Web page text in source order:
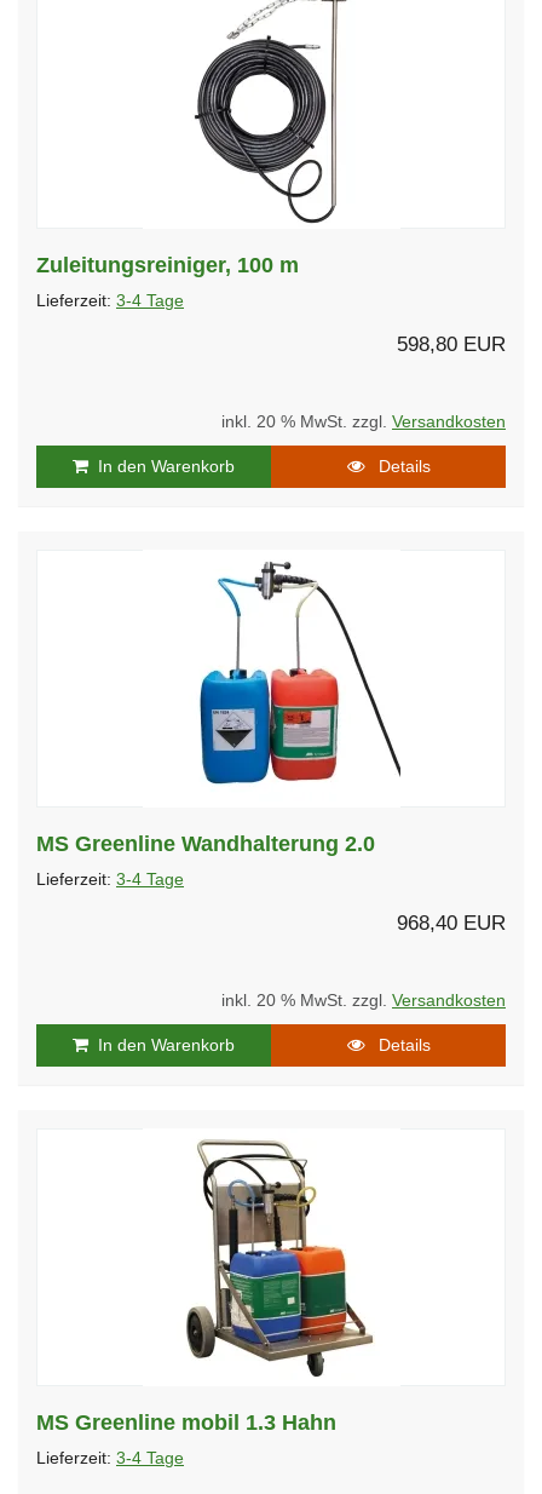
Zuleitungsreiniger, 100 m
Lieferzeit: 3-4 Tage
598,80 EUR
inkl. 20 % MwSt. zzgl. Versandkosten
In den Warenkorb Details
MS Greenline Wandhalterung 2.0
Lieferzeit: 3-4 Tage
968,40 EUR
inkl. 20 % MwSt. zzgl. Versandkosten
In den Warenkorb Details
MS Greenline mobil 1.3 Hahn
Lieferzeit: 3-4 Tage